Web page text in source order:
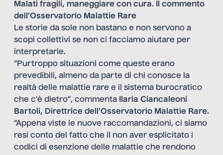
Malati fragili, maneggiare con cura. Il commento
dell’Osservatorio Malattie Rare
Le storie da sole non bastano e non servono a
scopi collettivi se non ci facciamo aiutare per
interpretarle.
“Purtroppo situazioni come queste erano
prevedibili, almeno da parte di chi conosce la
realtà delle malattie rare e il sistema burocratico
che c’è dietro”, commenta Ilaria Ciancaleoni
Bartoli, Direttrice dell’Osservatorio Malattie Rare.
“Appena viste le nuove raccomandazioni, ci siamo
resi conto del fatto che il non aver esplicitato i
codici di esenzione delle malattie che rendono